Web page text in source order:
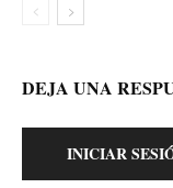
DEJA UNA
INICIAR